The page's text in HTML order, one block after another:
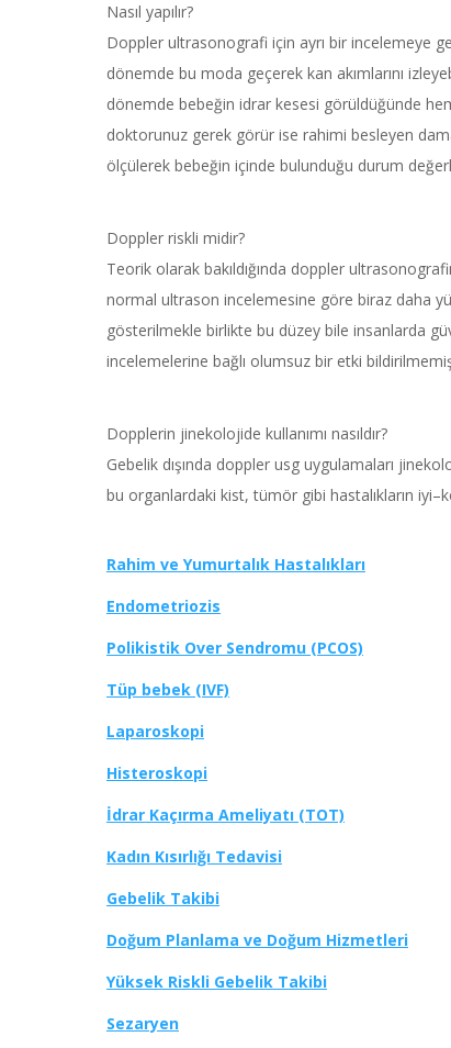
Nasıl yapılır?
Doppler ultrasonografi için ayrı bir incelemeye
dönemde bu moda geçerek kan akımlarını
dönemde bebeğin idrar kesesi görüldüğünde
doktorunuz gerek görür ise rahimi besleyen
ölçülerek bebeğin içinde bulunduğu durum
Doppler riskli midir?
Teorik olarak bakıldığında doppler
normal ultrason incelemesine göre biraz daha
gösterilmekle birlikte bu düzey bile insanlarda
incelemelerine bağlı olumsuz bir etki
Dopplerin jinekolojide kullanımı nasıldır?
Gebelik dışında doppler usg uygulamaları
bu organlardaki kist, tümör gibi hastalıkların
Rahim ve Yumurtalık Hastalıkları
Endometriozis
Polikistik Over Sendromu (PCOS)
Tüp bebek (IVF)
Laparoskopi
Histeroskopi
İdrar Kaçırma Ameliyatı (TOT)
Kadın Kısırlığı Tedavisi
Gebelik Takibi
Doğum Planlama ve Doğum Hizmetleri
Yüksek Riskli Gebelik Takibi
Sezaryen